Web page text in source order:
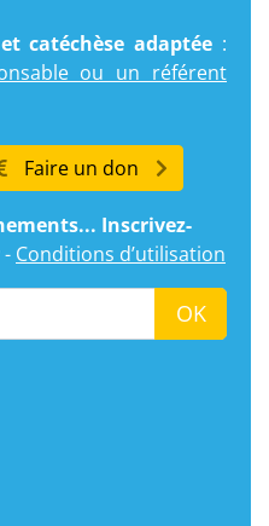
catéchèse adaptée :
ou un référent
Faire un don
Inscrivez-
- Conditions d’utilisation
OK